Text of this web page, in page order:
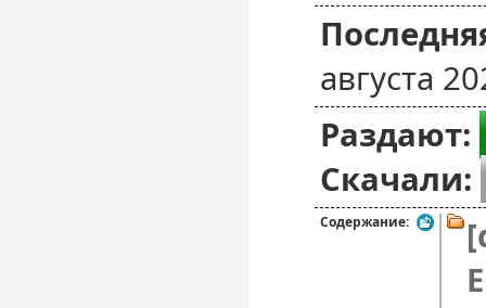
августа
Раздают:
Скачали:
Содержание: